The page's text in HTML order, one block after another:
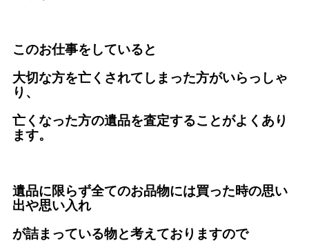
このお仕事をしていると
大切な方を亡くされてしまった方がいらっしゃ
り、
亡くなった方の遺品を査定することがよくあり
ます。
遺品に限らず全てのお品物には買った時の思い
出や思い入れ
が詰まっている物と考えておりますので